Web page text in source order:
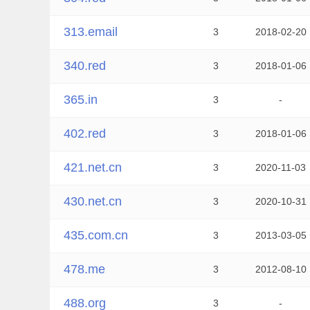
313.email 3 2018-02-20
340.red 3 2018-01-06
365.in 3 -
402.red 3 2018-01-06
421.net.cn 3 2020-11-03
430.net.cn 3 2020-10-31
435.com.cn 3 2013-03-05
478.me 3 2012-08-10
488.org 3 -